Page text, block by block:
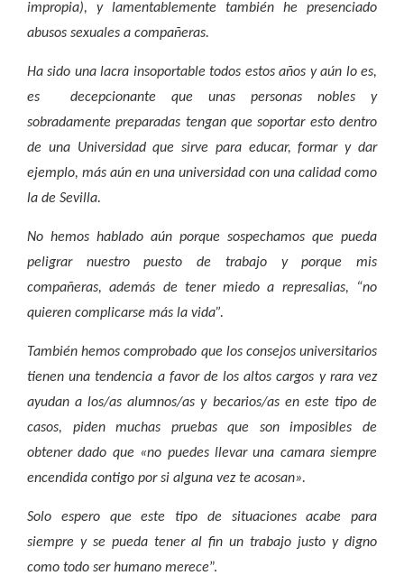
impropia), y lamentablemente también he presenciado
abusos sexuales a compañeras.
Ha sido una lacra insoportable todos estos años y aún lo es,
es decepcionante que unas personas nobles y
sobradamente preparadas tengan que soportar esto dentro
de una Universidad que sirve para educar, formar y dar
ejemplo, más aún en una universidad con una calidad como
la de Sevilla.
No hemos hablado aún porque sospechamos que pueda
peligrar nuestro puesto de trabajo y porque mis
compañeras, además de tener miedo a represalias, “no
quieren complicarse más la vida”.
También hemos comprobado que los consejos universitarios
tienen una tendencia a favor de los altos cargos y rara vez
ayudan a los/as alumnos/as y becarios/as en este tipo de
casos, piden muchas pruebas que son imposibles de
obtener dado que «no puedes llevar una camara siempre
encendida contigo por si alguna vez te acosan».
Solo espero que este tipo de situaciones acabe para
siempre y se pueda tener al fin un trabajo justo y digno
como todo ser humano merece”.